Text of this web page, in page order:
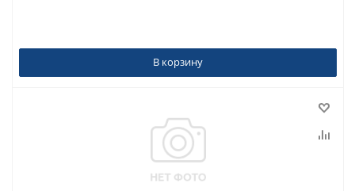
В корзину